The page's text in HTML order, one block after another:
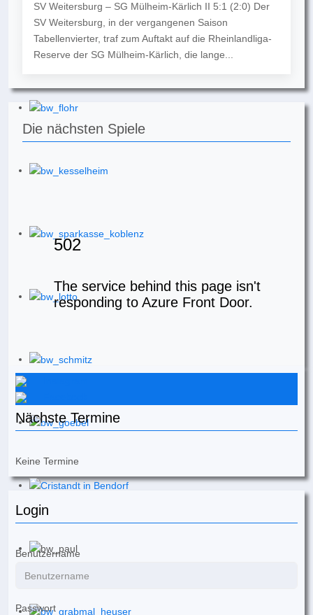
SV Weitersburg – SG Mülheim-Kärlich II 5:1 (2:0) Der
SV Weitersburg, in der vergangenen Saison
Tabellenvierter, traf zum Auftakt auf die Rheinlandliga-
Reserve der SG Mülheim-Kärlich, die lange...
Die nächsten Spiele
Nächste Termine
Keine Termine
Login
Benutzername
Passwort